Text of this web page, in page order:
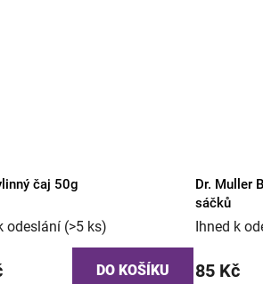
čaj 50g
odeslání (>5 ks)
DO KOŠÍKU
Dr. Muller
sáčků
Ihned k
85 Kč